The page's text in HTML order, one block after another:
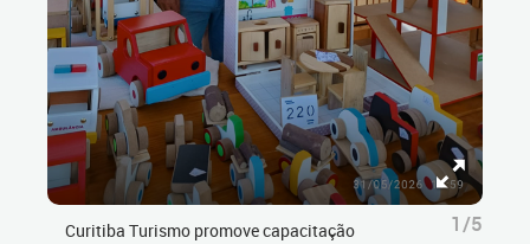
Curitiba Turismo promove capacitação
1/5